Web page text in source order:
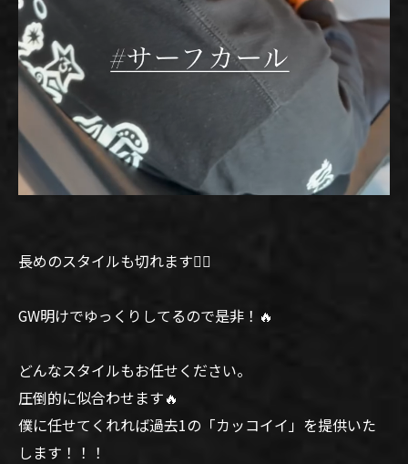
長めのスタイルも切れます🙆‍♂️
GW明けでゆっくりしてるので是非！🔥
どんなスタイルもお任せください。
圧倒的に似合わせます🔥
僕に任せてくれれば過去1の「カッコイイ」を提供いた
します！！！